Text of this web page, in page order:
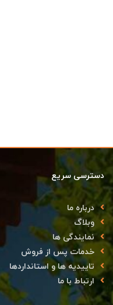
دسترسی سریع
درباره ما
وبلاگ
نمایندگی ها
خدمات پس از فروش
تاییدیه ها و استانداردها
ارتباط با ما